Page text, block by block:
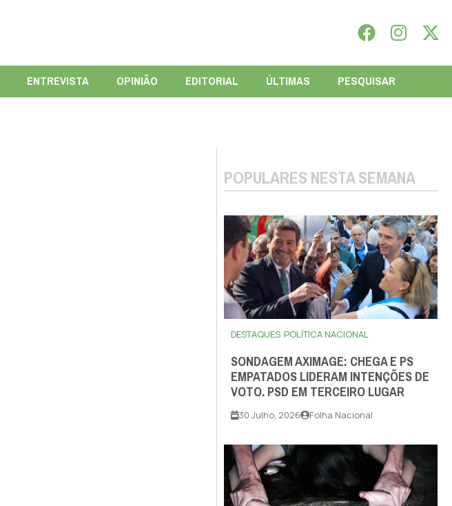
ENTREVISTA OPINIÃO EDITORIAL ÚLTIMAS PESQUISAR
POPULARES NESTA SEMANA
DESTAQUES POLÍTICA NACIONAL
SONDAGEM AXIMAGE: CHEGA E PS
EMPATADOS LIDERAM INTENÇÕES DE
VOTO. PSD EM TERCEIRO LUGAR
30 Julho, 2026 Folha Nacional